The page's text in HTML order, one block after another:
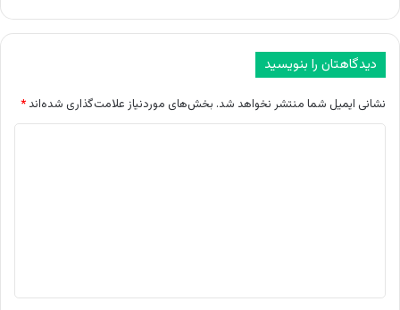
دیدگاهتان را بنویسید
نشانی ایمیل شما منتشر نخواهد شد. بخش‌های موردنیاز علامت‌گذاری شده‌اند *
*